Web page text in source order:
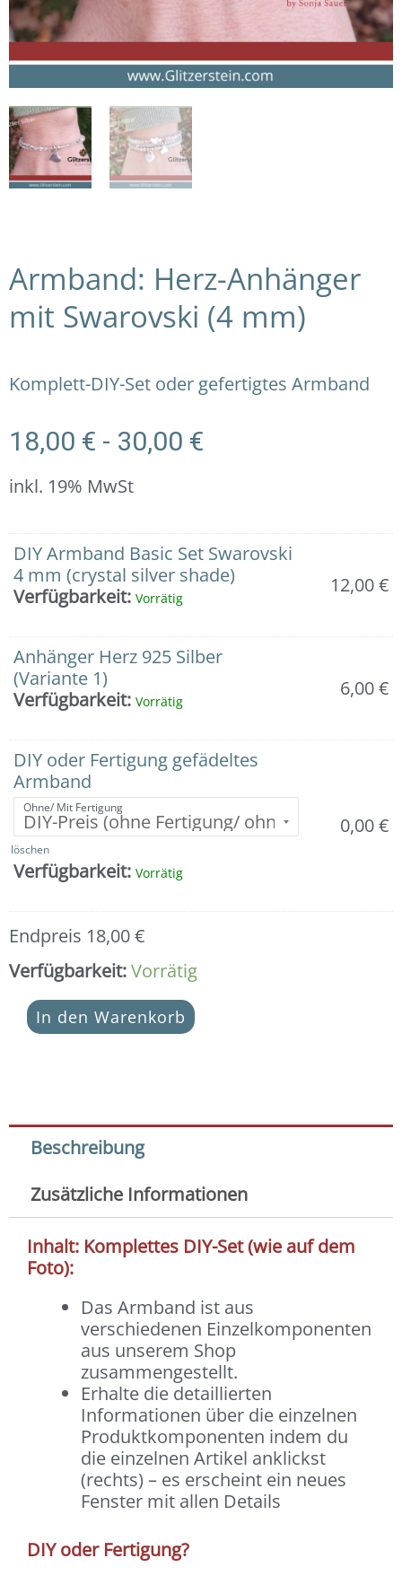
Armband: Herz-Anhänger
mit Swarovski (4 mm)
Komplett-DIY-Set oder gefertigtes Armband
18,00 € - 30,00 €
inkl. 19% MwSt
DIY Armband Basic Set Swarovski
4 mm (crystal silver shade)
Verfügbarkeit: Vorrätig
12,00€
Anhänger Herz 925 Silber
(Variante 1)
Verfügbarkeit: Vorrätig
6,00€
DIY oder Fertigung gefädeltes
Armband
Ohne/ Mit Fertigung
löschen
Verfügbarkeit: Vorrätig
0,00€
Endpreis 18,00€
Verfügbarkeit:Vorrätig
Armband:
Herz-
Anhänger
mit
(4
mm)
Menge
In den Warenkorb
Beschreibung
Zusätzliche Informationen
Inhalt: Komplettes DIY-Set (wie auf dem
Foto):
Das Armband ist aus
verschiedenen Einzelkomponenten
aus unserem Shop
zusammengestellt.
Erhalte die detaillierten
Informationen über die einzelnen
Produktkomponenten indem du
die einzelnen Artikel anklickst
(rechts) – es erscheint ein neues
Fenster mit allen Details
DIY oder Fertigung?